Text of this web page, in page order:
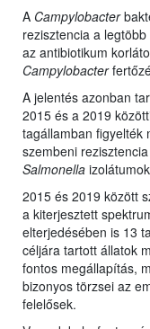
A Campylobacter
rezisztencia a
az antibiotikum
Campylobacter
A jelentés azonban
2015 és a 2019
tagállamban figyelték
szembeni
Salmonella
2015 és 2019 között
a kiterjesztett
elterjedésében is 13
céljára tartott állatok
fontos megállapítás,
bizonyos törzsei az
felelősek.